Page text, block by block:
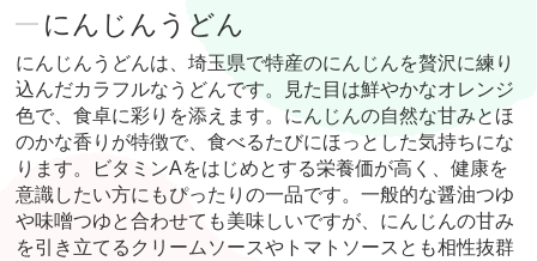
にんじんうどん
にんじんうどんは、埼玉県で特産のにんじんを贅沢に練り
込んだカラフルなうどんです。見た目は鮮やかなオレンジ
色で、食卓に彩りを添えます。にんじんの自然な甘みとほ
のかな香りが特徴で、食べるたびにほっとした気持ちにな
ります。ビタミンAをはじめとする栄養価が高く、健康を
意識したい方にもぴったりの一品です。一般的な醤油つゆ
や味噌つゆと合わせても美味しいですが、にんじんの甘み
を引き立てるクリームソースやトマトソースとも相性抜群